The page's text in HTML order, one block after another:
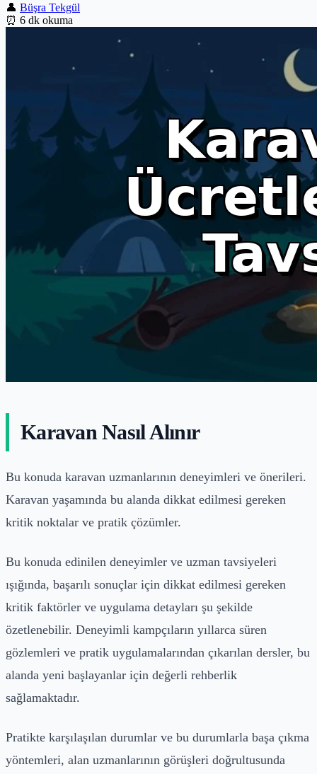
👤 Büşra Tekgül
⏰ 6 dk okuma
Karavan Nasıl Alınır
Bu konuda karavan uzmanlarının deneyimleri ve önerileri.
Karavan yaşamında bu alanda dikkat edilmesi gereken
kritik noktalar ve pratik çözümler.
Bu konuda edinilen deneyimler ve uzman tavsiyeleri
ışığında, başarılı sonuçlar için dikkat edilmesi gereken
kritik faktörler ve uygulama detayları şu şekilde
özetlenebilir. Deneyimli kampçıların yıllarca süren
gözlemleri ve pratik uygulamalarından çıkarılan dersler, bu
alanda yeni başlayanlar için değerli rehberlik
sağlamaktadır.
Pratikte karşılaşılan durumlar ve bu durumlarla başa çıkma
yöntemleri, alan uzmanlarının görüşleri doğrultusunda